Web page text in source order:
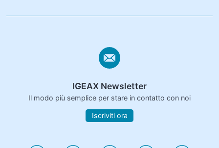
IGEAX Newsletter
Il modo più semplice per stare in contatto con noi
Iscriviti ora